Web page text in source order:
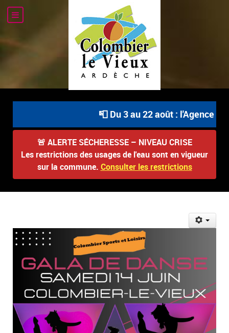
📮 Du 3 au 22 août : l'Agence
🚨 ALERTE SÉCHERESSE – NIVEAU CRISE
Les restrictions des usages de l'eau sont en vigueur
sur la commune. Consulter les restrictions